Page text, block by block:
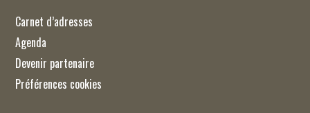
Carnet d’adresses
Agenda
Devenir partenaire
Préférences cookies